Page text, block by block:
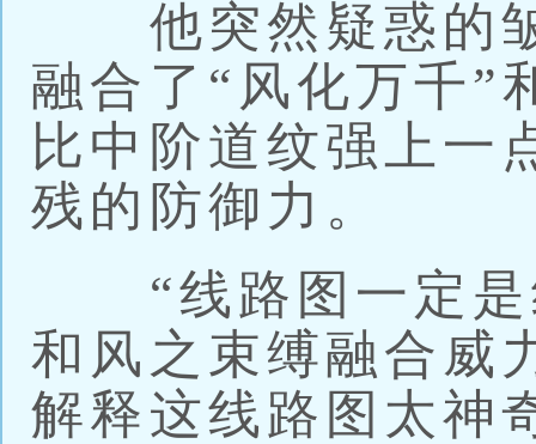
他突然疑惑的皱
融合了“风化万千”
比中阶道纹强上一
残的防御力。
“线路图一定是
和风之束缚融合威
解释这线路图太神